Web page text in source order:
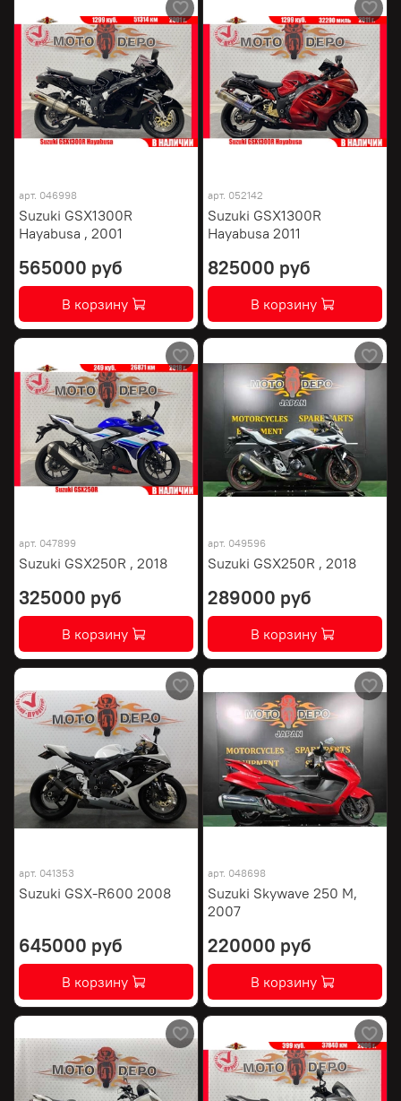
арт. 046998
Suzuki GSX1300R
Hayabusa , 2001
565000 руб
В корзину
арт. 052142
Suzuki GSX1300R
Hayabusa 2011
825000 руб
В корзину
арт. 047899
Suzuki GSX250R , 2018
325000 руб
В корзину
арт. 049596
Suzuki GSX250R , 2018
289000 руб
В корзину
арт. 041353
Suzuki GSX-R600 2008
645000 руб
В корзину
арт. 048698
Suzuki Skywave 250 M,
2007
220000 руб
В корзину